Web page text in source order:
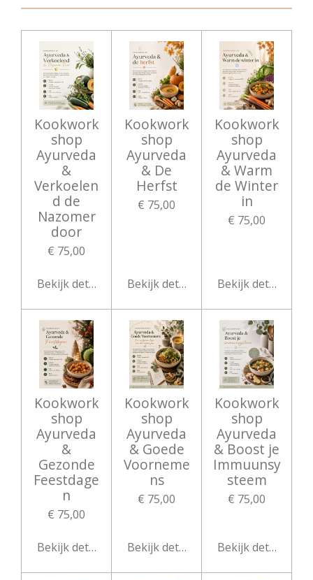
Kookwork
shop
Ayurveda
&
Verkoelen
d de
Nazomer
door
€ 75,00
Bekijk details
Kookwork
shop
Ayurveda
& De
Herfst
€ 75,00
Bekijk details
Kookwork
shop
Ayurveda
& Warm
de Winter
in
€ 75,00
Bekijk details
Kookwork
shop
Ayurveda
&
Gezonde
Feestdage
n
€ 75,00
Bekijk details
Kookwork
shop
Ayurveda
& Goede
Voorneme
ns
€ 75,00
Bekijk details
Kookwork
shop
Ayurveda
& Boost je
Immuunsy
steem
€ 75,00
Bekijk details